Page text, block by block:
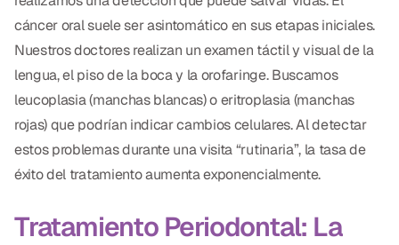
Dr. Christian Bastien
Dr. Marco Casco
Solicitar una Cita
Español
cáncer oral suele ser asintomático en sus etapas iniciales.
Nuestros doctores realizan un examen táctil y visual de la
lengua, el piso de la boca y la orofaringe. Buscamos
leucoplasia (manchas blancas) o eritroplasia (manchas
rojas) que podrían indicar cambios celulares. Al detectar
estos problemas durante una visita “rutinaria”, la tasa de
éxito del tratamiento aumenta exponencialmente.
Tratamiento Periodontal: La